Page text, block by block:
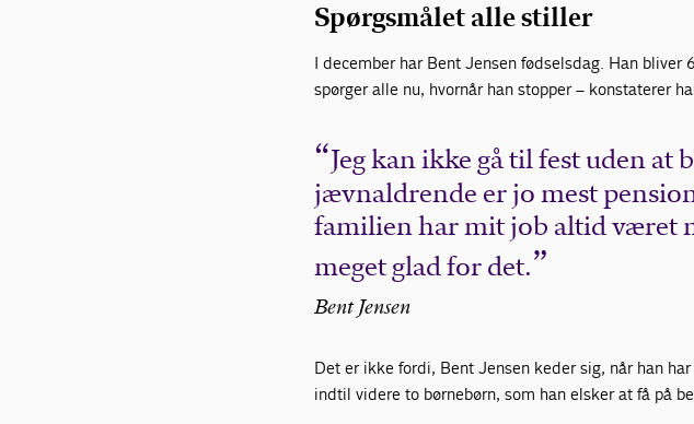
Spørgsmålet alle stiller
I december har Bent Jensen fødselsdag. Han
spørger alle nu, hvornår han stopper – konstaterer
Jeg kan ikke gå til fest uden at
jævnaldrende er jo mest
familien har mit job altid været
meget glad for det.
Bent Jensen
Det er ikke fordi, Bent Jensen keder sig, når han
indtil videre to børnebørn, som han elsker at få på